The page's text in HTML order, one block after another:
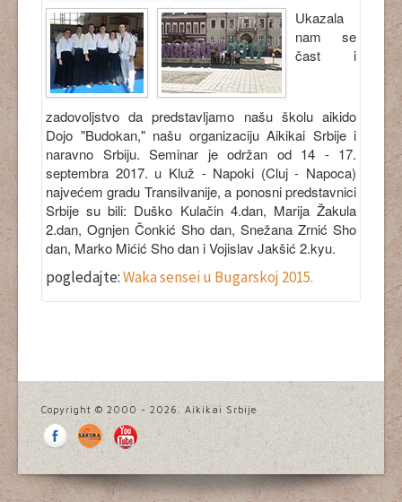
Ukazala
nam se
čast i
zadovoljstvo da predstavljamo našu školu aikido
Dojo "Budokan," našu organizaciju Aikikai Srbije i
naravno Srbiju. Seminar je održan od 14 - 17.
septembra 2017. u Kluž - Napoki (Cluj - Napoca)
najvećem gradu Transilvanije, a ponosni predstavnici
Srbije su bili: Duško Kulačin 4.dan, Marija Žakula
2.dan, Ognjen Čonkić Sho dan, Snežana Zrnić Sho
dan, Marko Mićić Sho dan i Vojislav Jakšić 2.kyu.
pogledajte:Waka sensei u Bugarskoj 2015.
Copyright © 2000 - 2026. Aikikai Srbije